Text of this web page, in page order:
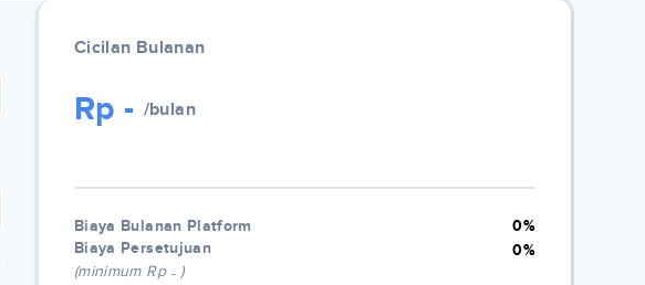
Cicilan Bulanan
Rp - /bulan
Biaya Bulanan Platform
0%
Biaya Persetujuan
(minimum Rp -)
0%